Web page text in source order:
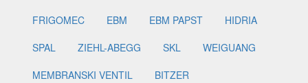
FRIGOMEC
EBM EBM PAPST
HIDRIA
SPAL
ZIEHL-ABEGG SKL
WEIGUANG
MEMBRANSKI VENTIL
BITZER